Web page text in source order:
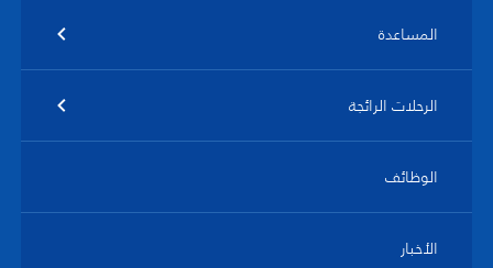
المساعدة
الرحلات الرائجة
الوظائف
الأخبار